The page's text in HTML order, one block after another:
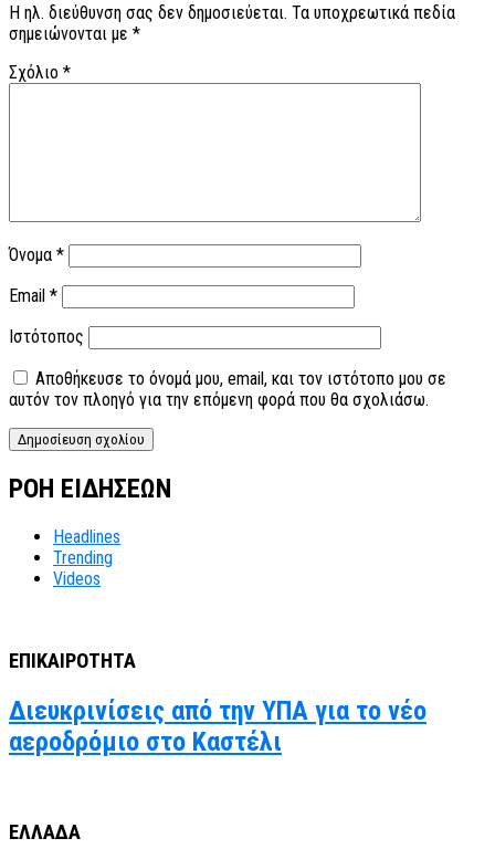
Η ηλ. διεύθυνση σας δεν δημοσιεύεται. Τα υποχρεωτικά πεδία
σημειώνονται με *
Σχόλιο *
Όνομα *
Email *
Ιστότοπος
Αποθήκευσε το όνομά μου, email, και τον ιστότοπο μου σε
αυτόν τον πλοηγό για την επόμενη φορά που θα σχολιάσω.
ΡΟΗ ΕΙΔΗΣΕΩΝ
Headlines
Trending
Videos
ΕΠΙΚΑΙΡΟΤΗΤΑ
Διευκρινίσεις από την ΥΠΑ για το νέο
αεροδρόμιο στο Καστέλι
ΕΛΛΑΔΑ